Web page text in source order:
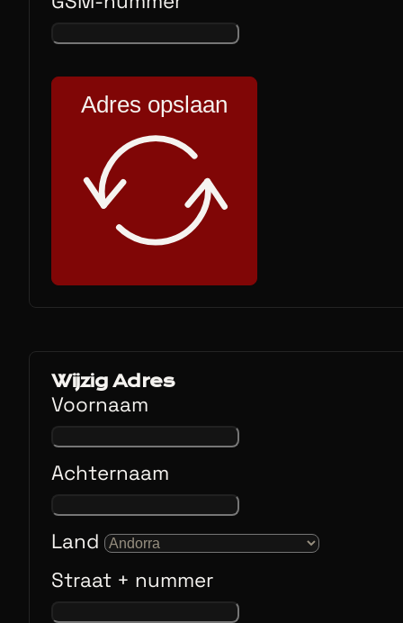
Adres opslaan
Wijzig Adres
Voornaam
Achternaam
Land
Straat + nummer